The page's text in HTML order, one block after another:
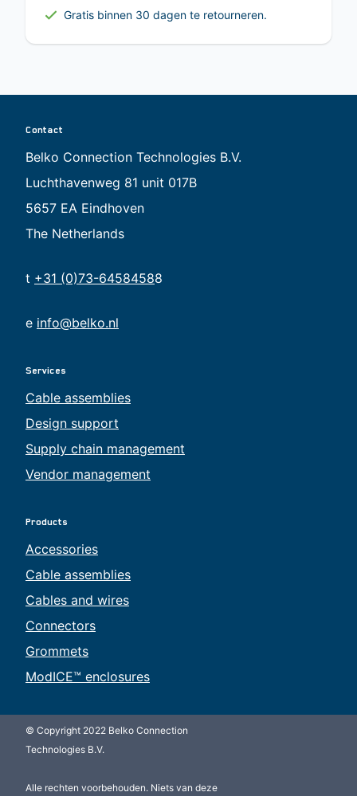
Gratis binnen 30 dagen te retourneren.
Contact
Belko Connection Technologies B.V.
Luchthavenweg 81 unit 017B
5657 EA Eindhoven
The Netherlands
t +31 (0)73-64584588
e info@belko.nl
Services
Cable assemblies
Design support
Supply chain management
Vendor management
Products
Accessories
Cable assemblies
Cables and wires
Connectors
Grommets
ModICE™ enclosures
© Copyright 2022 Belko Connection
Technologies B.V.
Alle rechten voorbehouden. Niets van deze